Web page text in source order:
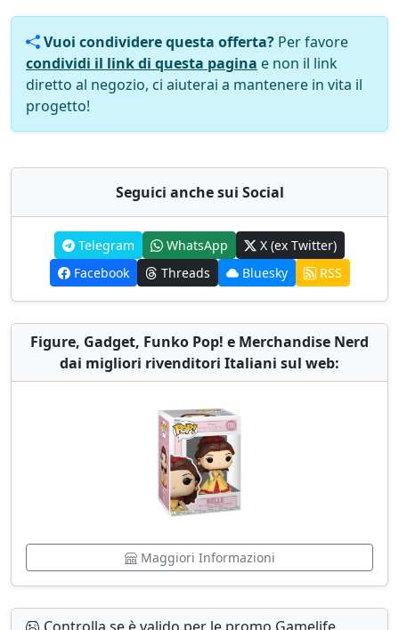
Vuoi condividere questa offerta? Per favore
condividi il link di questa pagina e non il link
diretto al negozio, ci aiuterai a mantenere in vita il
progetto!
Seguici anche sui Social
Telegram WhatsApp
X (ex Twitter)
Facebook
Threads Bluesky RSS
Figure, Gadget, Funko Pop! e Merchandise Nerd
dai migliori rivenditori Italiani sul web:
Maggiori Informazioni